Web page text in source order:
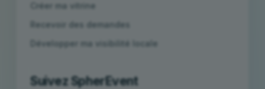
Créer ma vitrine
Recevoir des demandes
Développer ma visibilité locale
Suivez SpherEvent